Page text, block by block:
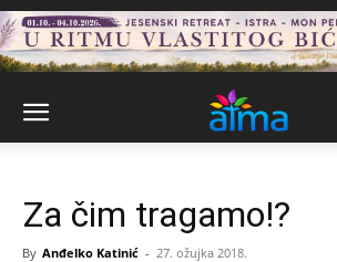
Za čim tragamo!?
By Anđelko Katinić - 27. ožujka 2018.